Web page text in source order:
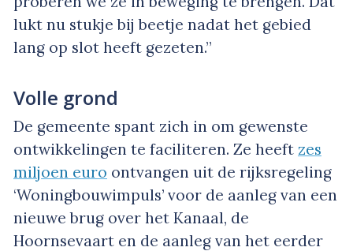
lukt nu stukje bij beetje nadat het gebied
lang op slot heeft gezeten.”
Volle grond
De gemeente spant zich in om gewenste
ontwikkelingen te faciliteren. Ze heeft zes
miljoen euro ontvangen uit de rijksregeling
‘Woningbouwimpuls’ voor de aanleg van een
nieuwe brug over het Kanaal, de
Hoornsevaart en de aanleg van het eerder